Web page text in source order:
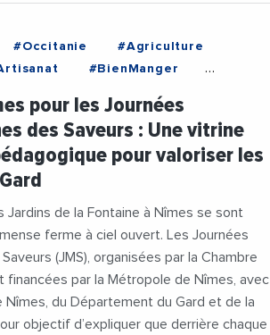
#Occitanie
#Agriculture
#BienManger
#Enseignement
#NimesMetropole
pour les Journées
des Saveurs : Une vitrine
pour valoriser les
Jardins de la Fontaine à Nîmes se sont
ferme à ciel ouvert. Les Journées
(JMS), organisées par la Chambre
financées par la Métropole de Nîmes, avec
Nîmes, du Département du Gard et de la
objectif d’expliquer que derrière chaque